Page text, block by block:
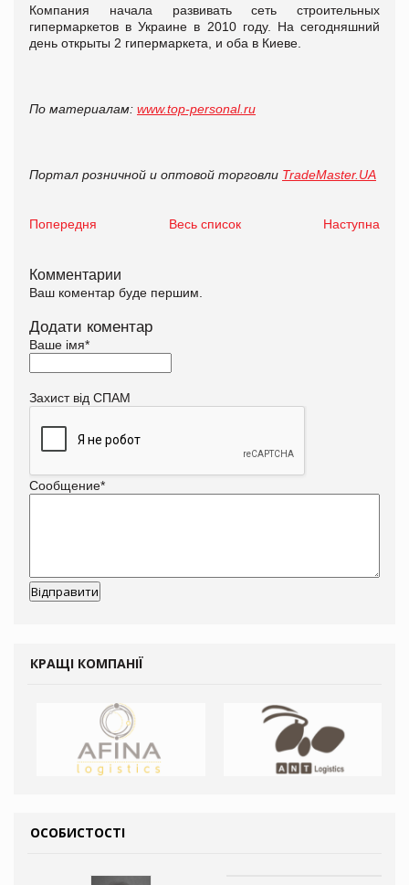
Компания начала развивать сеть строительных
гипермаркетов в Украине в 2010 году. На сегодняшний
день открыты 2 гипермаркета, и оба в Киеве.
По материалам: www.top-personal.ru
Портал розничной и оптовой торговли TradeMaster.UA
Попередня Весь список Наступна
Комментарии
Ваш коментар буде першим.
Додати коментар
Ваше імя*
Захист від СПАМ
Сообщение*
КРАЩІ КОМПАНІЇ
ОСОБИСТОСТІ